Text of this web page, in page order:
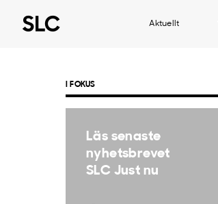
Aktuellt
I FOKUS
Läs senaste
nyhetsbrevet
SLC Just nu